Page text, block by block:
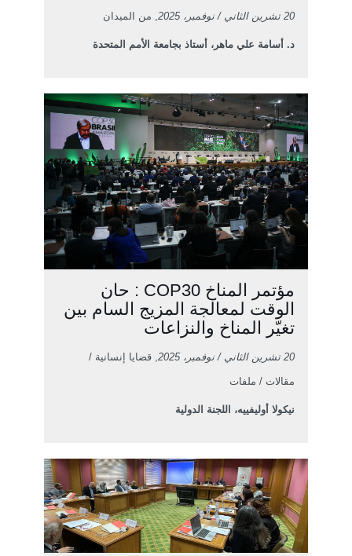
20 تشرين الثاني / نوفمبر، 2025 , من الميدان
د. أسامة علي ماهر، أستاذ بجامعة الأمم المتحدة
مؤتمر المناخ COP30 : حان
الوقت لمعالجة المزيج السام بين
تغيّر المناخ والنزاعات
20 تشرين الثاني / نوفمبر، 2025 , قضايا إنسانية /
مقالات / ملفات
نيكولا أوليفييه، اللجنة الدولية